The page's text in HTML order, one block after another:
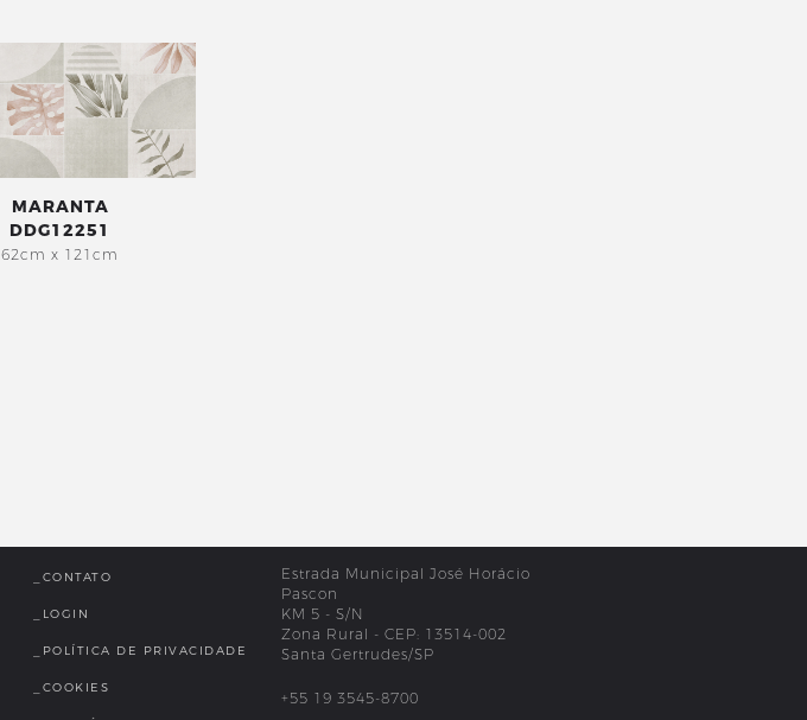
MARANTA
DDG12251
62cm x 121cm
_CONTATO
_LOGIN
_POLÍTICA DE PRIVACIDADE
_COOKIES
Estrada Municipal José Horácio
Pascon
KM 5 - S/N
Zona Rural - CEP: 13514-002
Santa Gertrudes/SP
+55 19 3545-8700